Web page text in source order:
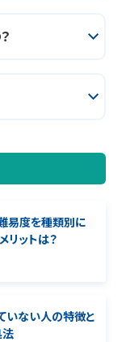
易度を種類別に
リットは？
いない人の特徴と
法